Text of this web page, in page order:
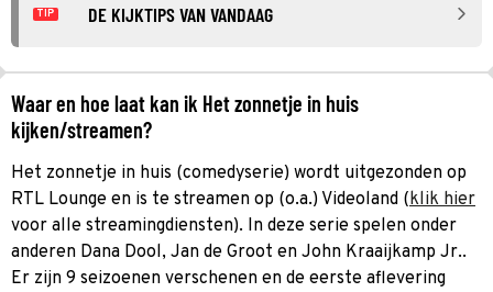
TIP DE KIJKTIPS VAN VANDAAG
Waar en hoe laat kan ik Het zonnetje in huis
kijken/streamen?
Het zonnetje in huis (comedyserie) wordt uitgezonden op
RTL Lounge en is te streamen op (o.a.) Videoland (klik hier
voor alle streamingdiensten). In deze serie spelen onder
anderen Dana Dool, Jan de Groot en John Kraaijkamp Jr..
Er zijn 9 seizoenen verschenen en de eerste aflevering